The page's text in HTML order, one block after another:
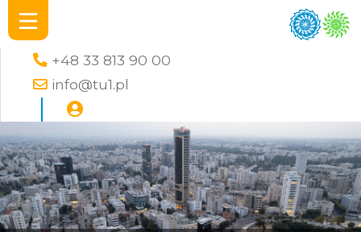
+48 33 813 90 00
info@tu1.pl